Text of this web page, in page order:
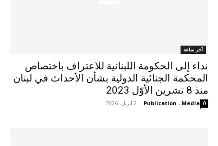
آخر ساعة
نداء إلى الحكومة اللبنانية للاعتراف باختصاص
المحكمة الجنائية الدولية بشأن الأحداث في لبنان
منذ 8 تشرين الأوّل 2023
Publication - Media
- 2 أبريل، 2026 0